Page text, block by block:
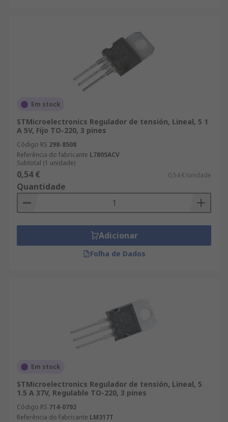
Em stock
STMicroelectronics Regulador de tensión, Lineal, 5 1
A 5V, Fijo TO-220, 3 pines
Código RS 298-8508
Referência do fabricante L7805ACV
Subtotal (1 unidade)
0,54 € 0,54 €/unidade
Quantidade
Adicionar
Folha de Dados
Em stock
STMicroelectronics Regulador de tensión, Lineal, 5
1.5 A 37V, Regulable TO-220, 3 pines
Código RS 714-0792
Referência do fabricante LM317T